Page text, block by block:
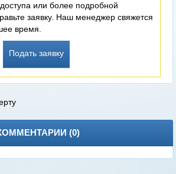
или более подробной
заявку. Наш менеджер свяжется
время.
Подать заявку
(0)